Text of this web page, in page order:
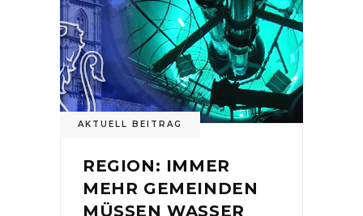
AKTUELL BEITRAG
REGION: IMMER
MEHR GEMEINDEN
MÜSSEN WASSER